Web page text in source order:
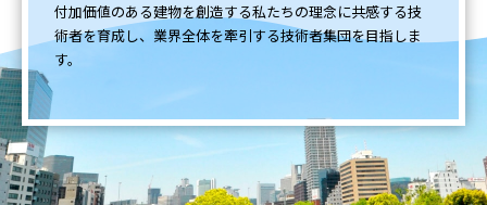
付加価値のある建物を創造する私たちの理念に共感する技
術者を育成し、業界全体を牽引する技術者集団を目指しま
す。